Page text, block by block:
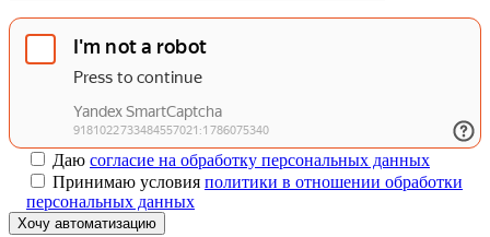
Даю согласие на обработку персональных данных
Принимаю условия политики в отношении обработки
персональных данных
Хочу автоматизацию